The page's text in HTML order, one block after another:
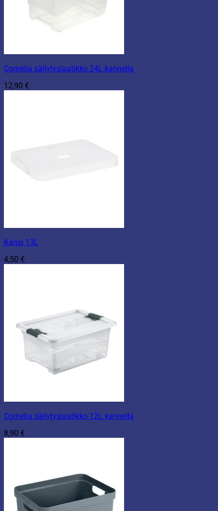
Cornelia säilytyslaatikko 24L kannella
12,90 €
Kansi 13L
4,50 €
Cornelia säilytyslaatikko 12L kannella
8,90 €